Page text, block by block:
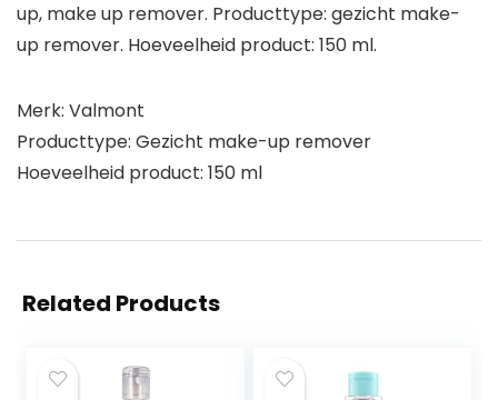
up, make up remover. Producttype: gezicht make-
up remover. Hoeveelheid product: 150 ml.
Merk: Valmont
Producttype: Gezicht make-up remover
Hoeveelheid product: 150 ml
Related Products